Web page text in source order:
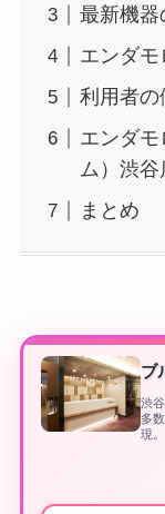
最新機器
エンダ
利用者の
エンダ
ム）渋谷
まとめ
ブ
渋
多
現。